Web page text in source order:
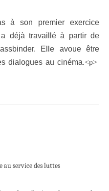
à son premier exercice
a déjà travaillé à partir de
Elle avoue être
dialogues au cinéma.<p>
au service des luttes